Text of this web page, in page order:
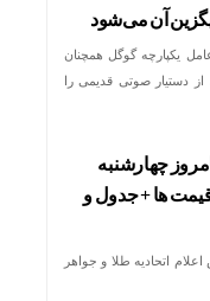
آن می‌شود
یکپارچه گوگل همچنان
دستیار صوتی قدیمی را
چهارشنبه
قیمت ها + جدول و
اتحادیه طلا و جواهر